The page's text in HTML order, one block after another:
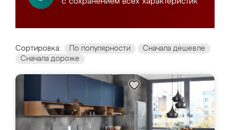
Сортировка: По популярности
Сначала дешевле
Сначала дороже